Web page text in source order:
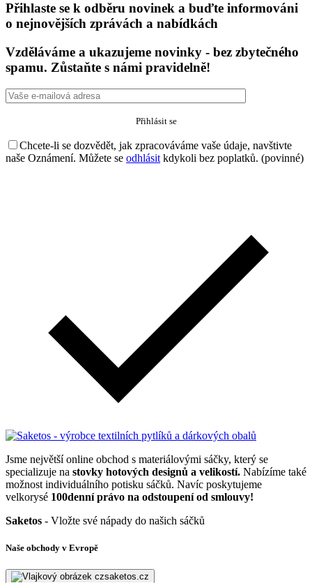
Přihlaste se k odběru novinek a buďte informováni
o nejnovějších zprávách a nabídkách
Vzděláváme a ukazujeme novinky - bez zbytečného
spamu. Zůstaňte s námi pravidelně!
Chcete-li se dozvědět, jak zpracováváme vaše údaje, navštivte
naše Oznámení. Můžete se odhlásit kdykoli bez poplatků. (povinné)
Jsme největší online obchod s materiálovými sáčky, který se
specializuje na stovky hotových designů a velikostí. Nabízíme také
možnost individuálního potisku sáčků. Navíc poskytujeme
velkorysé 100denní právo na odstoupení od smlouvy!
Saketos - Vložte své nápady do našich sáčků
Naše obchody v Evropě
saketos.cz